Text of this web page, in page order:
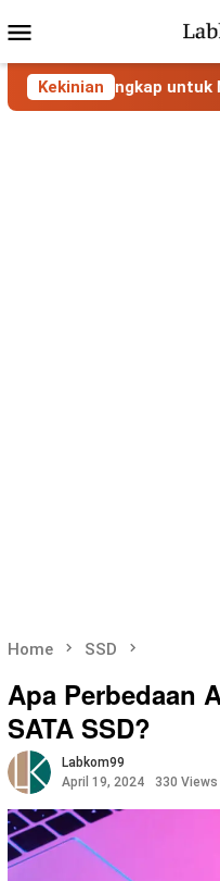
to
Menu
Kekinian
Lengkap untuk
Home SSD
Apa Perbedaan
SATA SSD?
Labkom99
April 19, 2024
330 Views